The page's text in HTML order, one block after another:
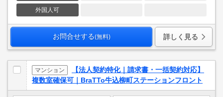
外国人可
お問合せする(無料) 詳しく見る
マンション
【法人契約特化｜請求書・一括契約対応】
複数室確保可｜BraTTo牛込柳町ステーションフロント